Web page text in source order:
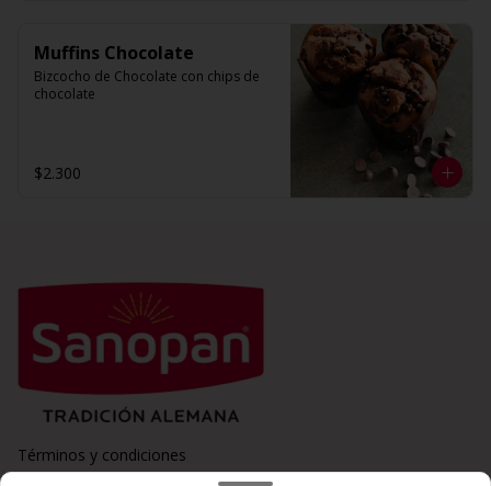
Muffins Chocolate
Bizcocho de Chocolate con chips de
chocolate
$2.300
Términos y condiciones